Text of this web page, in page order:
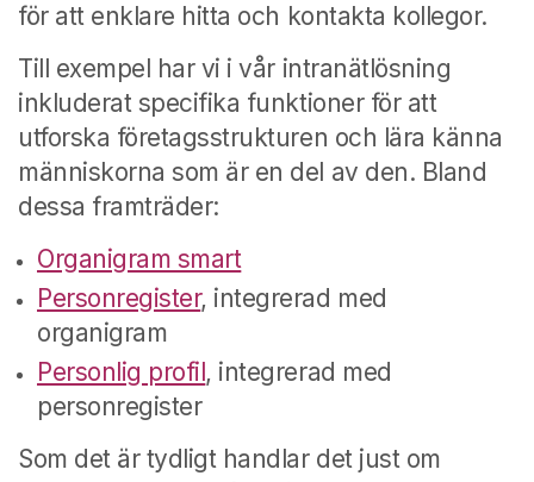
för att enklare hitta och kontakta kollegor.
Till exempel har vi i vår intranätlösning
inkluderat specifika funktioner för att
utforska företagsstrukturen och lära känna
människorna som är en del av den. Bland
dessa framträder:
Organigram smart
Personregister, integrerad med
organigram
Personlig profil, integrerad med
personregister
Som det är tydligt handlar det just om